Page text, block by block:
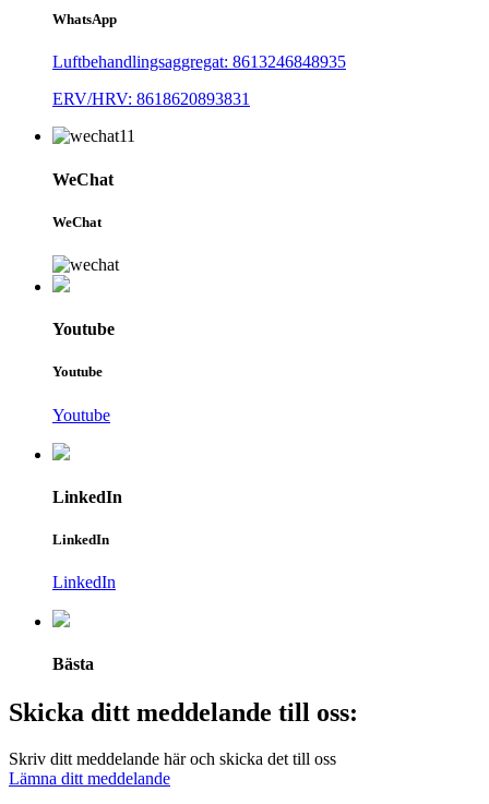
WhatsApp
Luftbehandlingsaggregat: 8613246848935
ERV/HRV: 8618620893831
WeChat
WeChat
Youtube
Youtube
Youtube
LinkedIn
LinkedIn
LinkedIn
Bästa
Skicka ditt meddelande till oss:
Skriv ditt meddelande här och skicka det till oss
Lämna ditt meddelande